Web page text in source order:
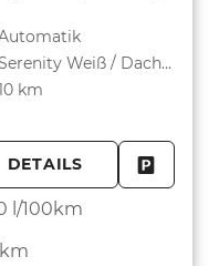
Serenity Weiß / Dach Schwarz
km
DETAILS
l/100km